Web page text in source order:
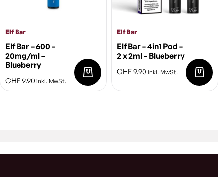
Elf Bar
Elf Bar – 600 –
20mg/ml –
Blueberry
CHF9.90 inkl. MwSt.
Elf Bar
Elf Bar – 4in1 Pod –
2 x 2ml – Blueberry
CHF9.90 inkl. MwSt.